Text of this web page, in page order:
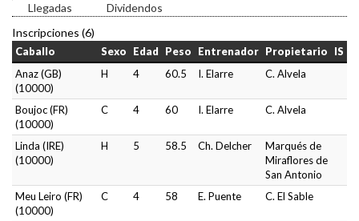
Llegadas
Dividendos
Inscripciones (6)
Caballo Sexo Edad Peso Entrenador Propietario
IS
Anaz (GB)
(10000)
H 4 60.5 I. Elarre C. Alvela
Boujoc (FR)
(10000)
C 4 60 I. Elarre C. Alvela
Linda (IRE)
(10000)
H 5 58.5 Ch. Delcher
Marqués de
Miraflores de
San Antonio
Meu Leiro (FR)
(10000)
C 4 58 E. Puente C. El Sable